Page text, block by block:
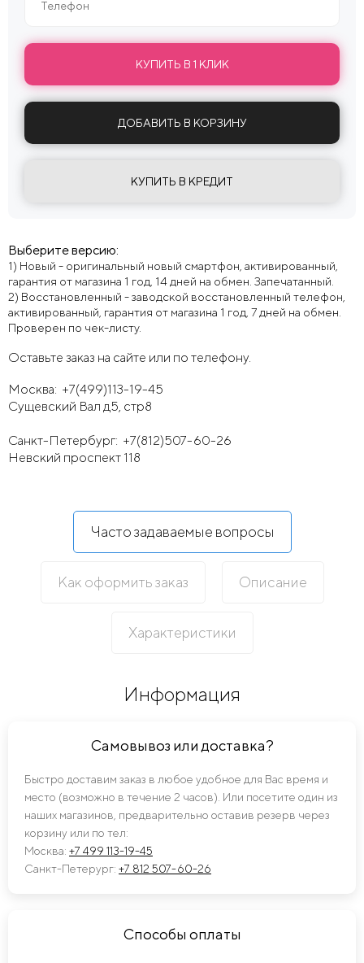
КУПИТЬ В 1 КЛИК
ДОБАВИТЬ В КОРЗИНУ
КУПИТЬ В КРЕДИТ
Выберите версию:
1) Новый - оригинальный новый смартфон, активированный,
гарантия от магазина 1 год, 14 дней на обмен. Запечатанный.
2) Восстановленный - заводской восстановленный телефон,
активированный, гарантия от магазина 1 год, 7 дней на обмен.
Проверен по чек-листу.
Оставьте заказ на сайте или по телефону.
Москва: +7(499)113-19-45
Сущевский Вал д5, стр8
Санкт-Петербург: +7(812)507-60-26
Невский проспект 118
Часто задаваемые вопросы
Как оформить заказ Описание
Характеристики
Информация
Самовывоз или доставка?
Быстро доставим заказ в любое удобное для Вас время и
место (возможно в течение 2 часов). Или посетите один из
наших магазинов, предварительно оставив резерв через
корзину или по тел:
Москва: +7 499 113-19-45
Санкт-Петерург: +7 812 507-60-26
Способы оплаты